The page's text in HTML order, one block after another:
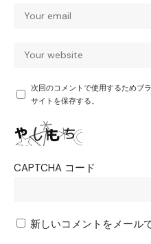
次回のコメントで使用するためブ
サイトを保存する。
CAPTCHA コード
新しいコメントをメール